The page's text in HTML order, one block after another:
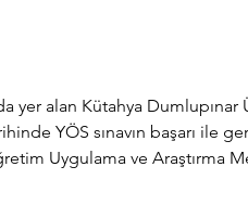
yer alan Kütahya
YÖS sınavın başarı ile
Uygulama ve Araştırma